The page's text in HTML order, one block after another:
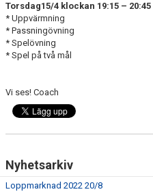
Torsdag15/4 klockan 19:15 –
* Uppvärmning
* Passningövning
* Spelövning
* Spel på två mål
Vi ses! Coach
Nyhetsarkiv
Loppmarknad 2022 20/8